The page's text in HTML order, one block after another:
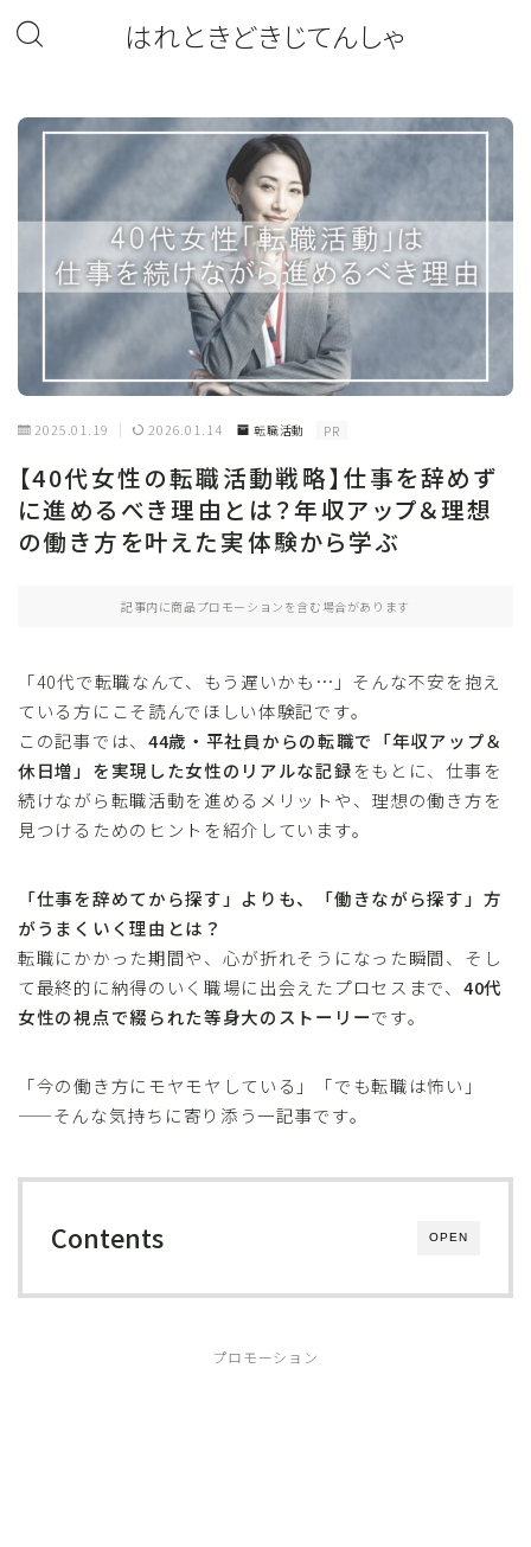
はれときどきじてんしゃ
2025.01.19 2026.01.14 転職活動 PR
【40代女性の転職活動戦略】仕事を辞めず
に進めるべき理由とは？年収アップ＆理想
の働き方を叶えた実体験から学ぶ
記事内に商品プロモーションを含む場合があります
「40代で転職なんて、もう遅いかも…」そんな不安を抱え
ている方にこそ読んでほしい体験記です。
この記事では、 44歳・平社員からの転職で「年収アップ＆
休日増」を実現した女性のリアルな記録をもとに、仕事を
続けながら転職活動を進めるメリットや、理想の働き方を
見つけるためのヒントを紹介しています。
「仕事を辞めてから探す」よりも、「働きながら探す」方
がうまくいく理由とは？
転職にかかった期間や、心が折れそうになった瞬間、そし
て最終的に納得のいく職場に出会えたプロセスまで、 40代
女性の視点で綴られた等身大のストーリーです。
「今の働き方にモヤモヤしている」「でも転職は怖い」
——そんな気持ちに寄り添う一記事です。
OPEN
Contents
プロモーション